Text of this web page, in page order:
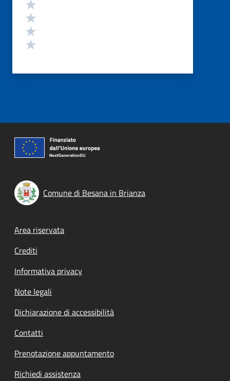
Comune di Besana in Brianza
Footer menu
Area riservata
Crediti
Informativa privacy
Note legali
Dichiarazione di accessibilità
Contatti
Prenotazione appuntamento
Richiedi assistenza